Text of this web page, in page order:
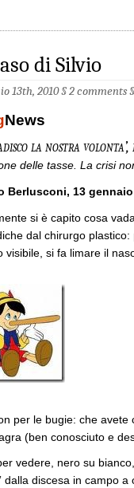
di Silvio
13th, 2010 §2 comments
News
la nostra volonta’,
delle tasse. La crisi
Berlusconi, 13 gennaio
si è capito cosa
dal chirurgo
visibile, si fa limare il
per le bugie: che
(ben conosciuto e
vedere, nero su
dalla discesa in campo